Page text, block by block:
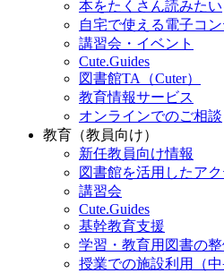
本をたくさん読みたい
自宅で使える電子コ
講習会・イベント
Cute.Guides
図書館TA（Cuter）
教育情報サービス
オンラインでのご相談
教育（教員向け）
新任教員向け情報
図書館を活用したア
講習会
Cute.Guides
基幹教育支援
学習・教育用図書の
授業での施設利用（中